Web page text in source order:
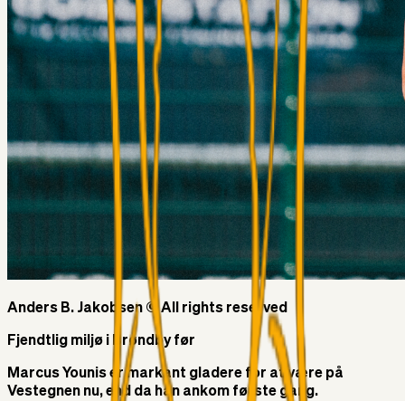
Anders B. Jakobsen © All rights reserved
Fjendtlig miljø i Brøndby før
Marcus Younis er markant gladere for at være på
Vestegnen nu, end da han ankom første gang.